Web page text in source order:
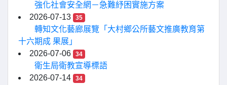
強化社會安全網－急難紓困實施方案
2026-07-13
35
轉知文化藝廊展覽「大村鄉公所藝文推廣教育第
十六期成 果展」
2026-07-06
34
衛生局衛教宣導標語
2026-07-14
34